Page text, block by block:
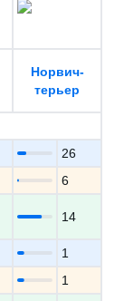
Норвич-
терьер
26
6
14
1
1